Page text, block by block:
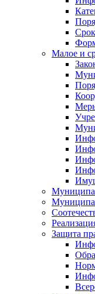
Малое и
Защита